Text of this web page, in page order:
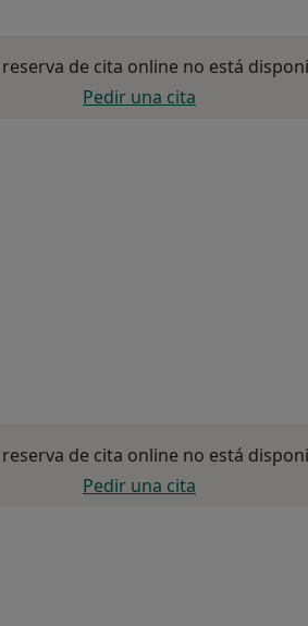
reserva de cita online no está
Pedir una cita
reserva de cita online no está
Pedir una cita